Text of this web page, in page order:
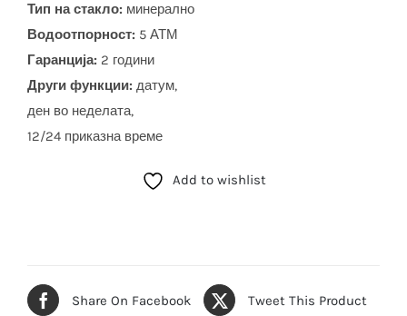
Тип на стакло: минерално
Водоотпорност: 5 АТМ
Гаранција: 2 години
Други функции: датум,
ден во неделата,
12/24 приказна време
Add to wishlist
Share On Facebook Tweet This Product